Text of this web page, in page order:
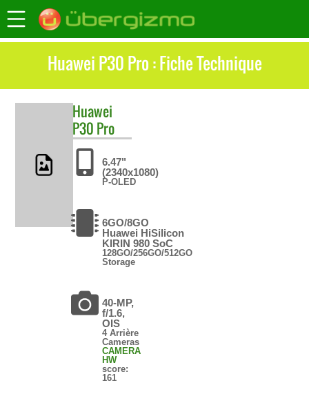
Huawei P30 Pro : Fiche Technique
Huawei
P30 Pro
6.47"
(2340x1080)
P-OLED
6GO/8GO
Huawei HiSilicon
KIRIN 980 SoC
128GO/256GO/512GO
Storage
40-MP,
f/1.6,
OIS
4 Arrière
Cameras
CAMERA
HW
score:
161